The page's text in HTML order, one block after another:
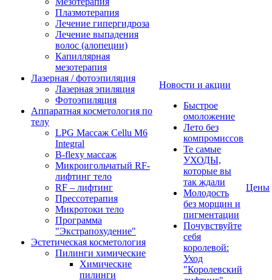
Плазмотерапия
Лечение гипергидроза
Лечение выпадения
волос (алопеции)
Капиллярная
мезотерапия
Лазерная / фотоэпиляция
Лазерная эпиляция
Фотоэпиляция
Аппаратная косметология по
телу
LPG Массаж Cellu M6
Integral
B-flexy массаж
Микроигольчатый RF-
лифтинг тело
RF – лифтинг
Прессотерапия
Микротоки тело
Программа
"Экстрапохудение"
Эстетическая косметология
Пилинги химические
Химические
пилинги
Новости и акции
Быстрое
омоложение
Лето без
компромиссов
Те самые
УХОДЫ,
которые вы
так ждали
Молодость
без морщин и
пигментации
Почувствуйте
себя
королевой:
Уход
"Королевский
Цены